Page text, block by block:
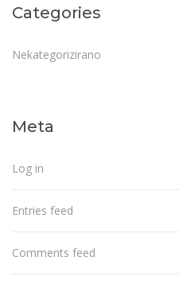
Categories
Nekategorizirano
Meta
Log in
Entries feed
Comments feed